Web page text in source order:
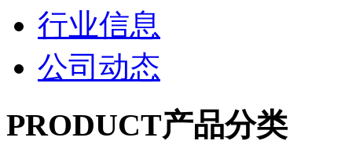
行业信息
公司动态
PRODUCT产品分类